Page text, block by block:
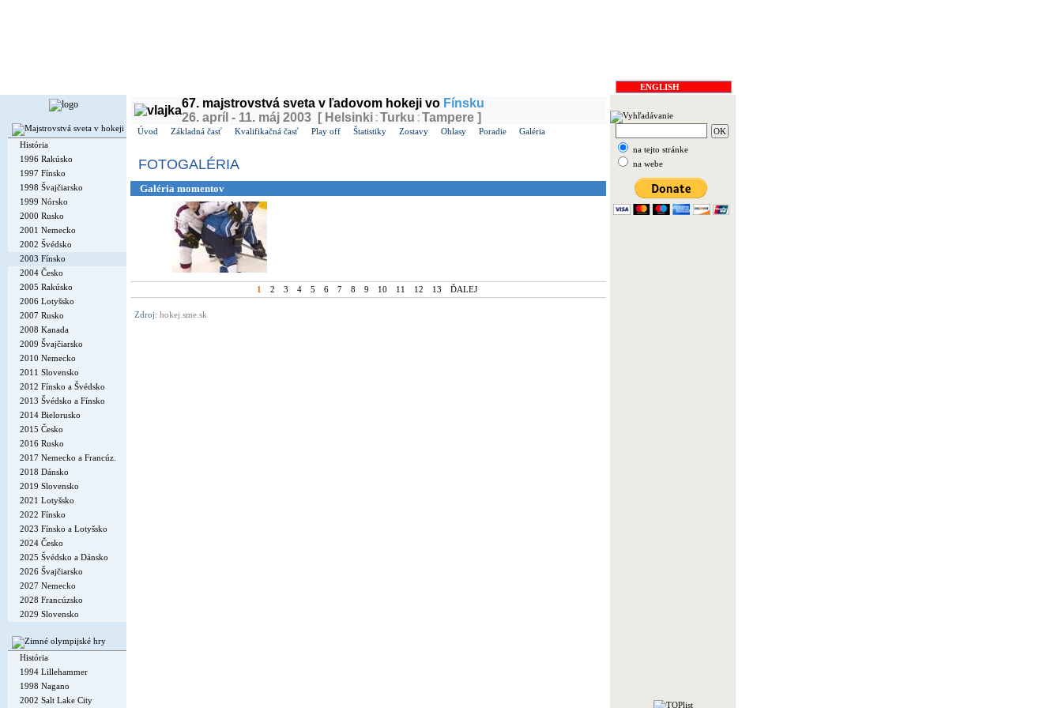
ENGLISH
História
1996 Rakúsko
1997 Fínsko
1998 Švajčiarsko
1999 Nórsko
2000 Rusko
2001 Nemecko
2002 Švédsko
2003 Fínsko
2004 Česko
2005 Rakúsko
2006 Lotyšsko
2007 Rusko
2008 Kanada
2009 Švajčiarsko
2010 Nemecko
2011 Slovensko
2012 Fínsko a Švédsko
2013 Švédsko a Fínsko
2014 Bielorusko
2015 Česko
2016 Rusko
2017 Nemecko a Francúz.
2018 Dánsko
2019 Slovensko
2021 Lotyšsko
2022 Fínsko
2023 Fínsko a Lotyšsko
2024 Česko
2025 Švédsko a Dánsko
2026 Švajčiarsko
2027 Nemecko
2028 Francúzsko
2029 Slovensko
História
1994 Lillehammer
1998 Nagano
2002 Salt Lake City
67. majstrovstvá sveta v ľadovom hokeji vo Fínsku
26. apríl - 11. máj 2003 [ Helsinki:Turku :Tampere ]
Úvod Základná časť Kvalifikačná časť Play off Štatistiky Zostavy Ohlasy Poradie Galéria
FOTOGALÉRIA
Galéria momentov
1 2 3 4 5 6 7 8 9 10 11 12 13 ĎALEJ
Zdroj: hokej.sme.sk
na tejto stránke
na webe